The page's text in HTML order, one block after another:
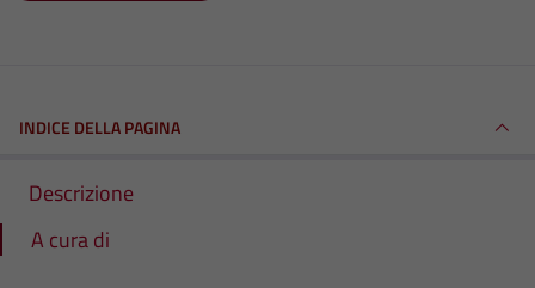
INDICE DELLA PAGINA
Descrizione
A cura di